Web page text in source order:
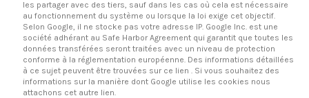
les partager avec des tiers, sauf dans les cas où cela est nécessaire
au fonctionnement du système ou lorsque la loi exige cet objectif.
Selon Google, il ne stocke pas votre adresse IP. Google Inc. est une
société adhérant au Safe Harbor Agreement qui garantit que toutes les
données transférées seront traitées avec un niveau de protection
conforme à la réglementation européenne. Des informations détaillées
à ce sujet peuvent être trouvées sur ce lien . Si vous souhaitez des
informations sur la manière dont Google utilise les cookies nous
attachons cet autre lien.